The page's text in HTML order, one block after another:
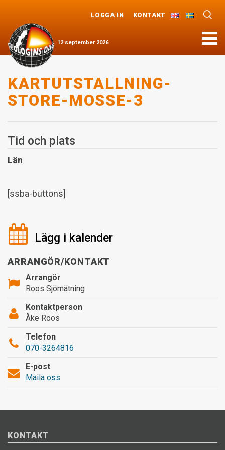
Meny
12 september 2026
LOGGA IN KONTAKT
KARTUTSTALLNING-
STORE-MOSSE-3
Tid och plats
Län
[ssba-buttons]
Lägg i kalender
ARRANGÖR/KONTAKT
Arrangör
Roos Sjömätning
Kontaktperson
Åke Roos
Telefon
070-3264816
E-post
Maila oss
KONTAKT